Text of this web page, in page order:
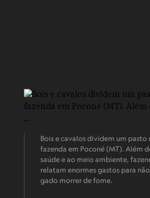
Bois e cavalos dividem um pasto
fazenda em Poconé (MT). Além
saúde e ao meio ambiente,
relatam enormes gastos para
gado morrer de fome.